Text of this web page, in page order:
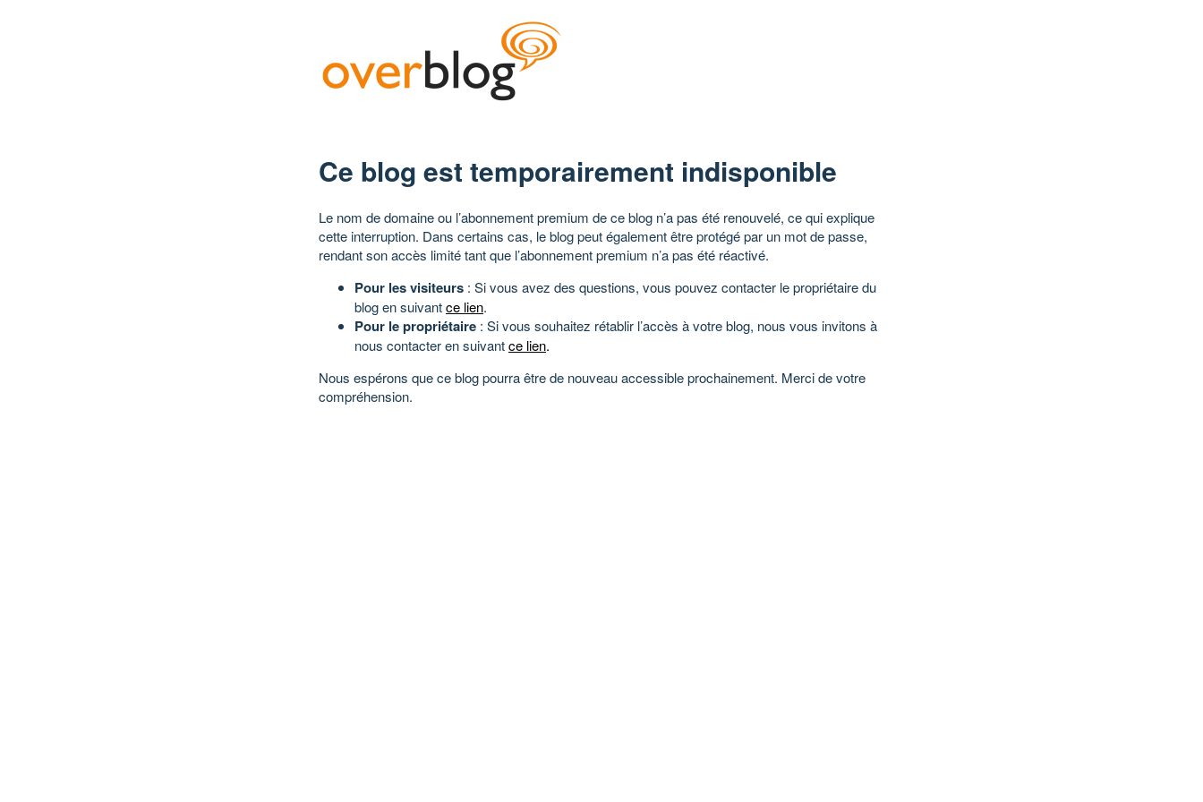
Ce blog est temporairement indisponible
Le nom de domaine ou l’abonnement premium de ce blog n’a pas été renouvelé, ce qui explique
cette interruption. Dans certains cas, le blog peut également être protégé par un mot de passe,
rendant son accès limité tant que l’abonnement premium n’a pas été réactivé.
Pour les visiteurs : Si vous avez des questions, vous pouvez contacter le propriétaire du
blog en suivantce lien.
Pour le propriétaire : Si vous souhaitez rétablir l’accès à votre blog, nous vous invitons à
nous contacter en suivantce lien.
Nous espérons que ce blog pourra être de nouveau accessible prochainement. Merci de votre
compréhension.